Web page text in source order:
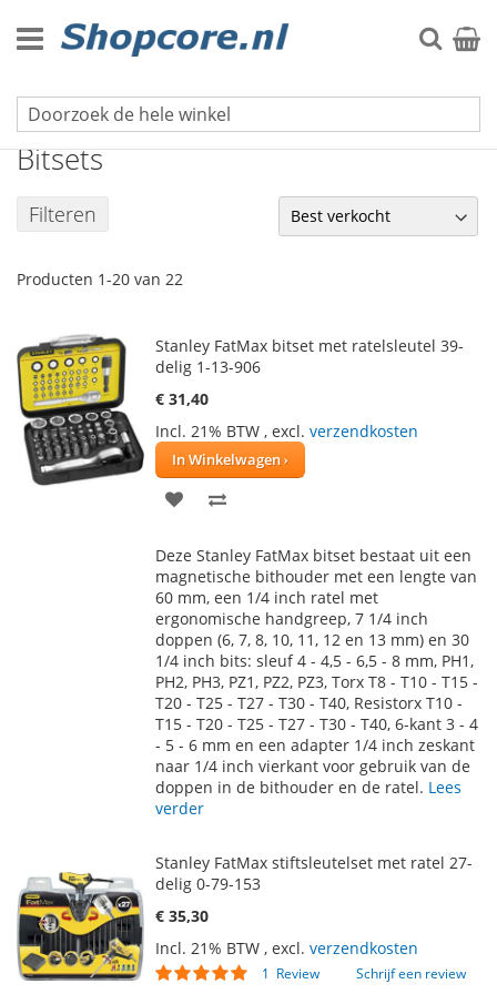
naar
de
Zoek
Schroevendraaiers & Bitsets
Bitsets
Filteren
Producten 1-20 van 22
Stanley FatMax bitset met ratelsleutel 39-
delig 1-13-906
€ 31,40
Incl. 21% BTW , excl. verzendkosten
In Winkelwagen
VOEG
AAN
VERLANGLIJST
TE
VERGELIJKEN
Deze Stanley FatMax bitset bestaat uit een
magnetische bithouder met een lengte van
60 mm, een 1/4 inch ratel met
ergonomische handgreep, 7 1/4 inch
doppen (6, 7, 8, 10, 11, 12 en 13 mm) en 30
1/4 inch bits: sleuf 4 - 4,5 - 6,5 - 8 mm, PH1,
PH2, PH3, PZ1, PZ2, PZ3, Torx T8 - T10 - T15 -
T20 - T25 - T27 - T30 - T40, Resistorx T10 -
T15 - T20 - T25 - T27 - T30 - T40, 6-kant 3 - 4
- 5 - 6 mm en een adapter 1/4 inch zeskant
naar 1/4 inch vierkant voor gebruik van de
doppen in de bithouder en de ratel. Lees
verder
Stanley FatMax stiftsleutelset met ratel 27-
delig 0-79-153
€ 35,30
Incl. 21% BTW , excl. verzendkosten
Waardering:
1 Review Schrijf een review